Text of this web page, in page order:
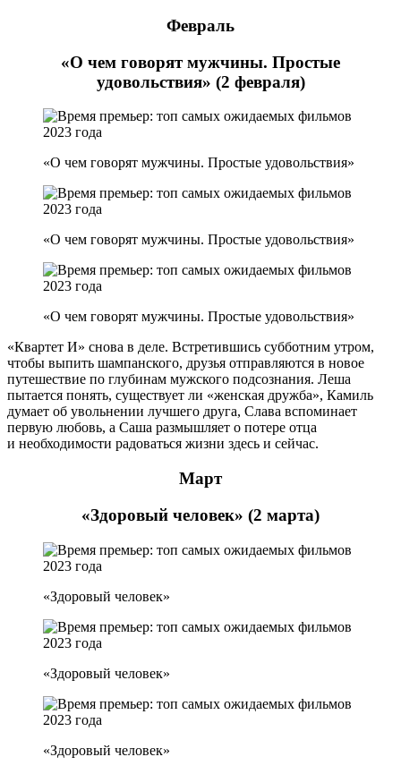
Февраль
«О чем говорят мужчины. Простые
удовольствия» (2 февраля)
«О чем говорят мужчины. Простые удовольствия»
«О чем говорят мужчины. Простые удовольствия»
«О чем говорят мужчины. Простые удовольствия»
«Квартет И» снова в деле. Встретившись субботним утром,
чтобы выпить шампанского, друзья отправляются в новое
путешествие по глубинам мужского подсознания. Леша
пытается понять, существует ли «женская дружба», Камиль
думает об увольнении лучшего друга, Слава вспоминает
первую любовь, а Саша размышляет о потере отца
и необходимости радоваться жизни здесь и сейчас.
Март
«Здоровый человек» (2 марта)
«Здоровый человек»
«Здоровый человек»
«Здоровый человек»